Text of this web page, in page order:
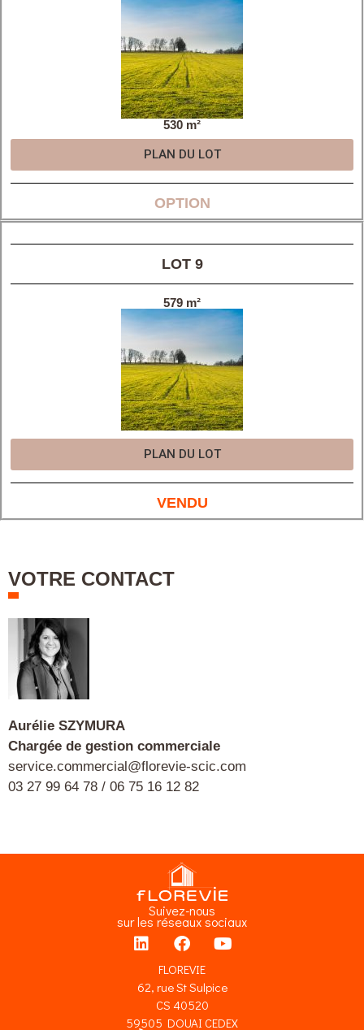
530 m²
PLAN DU LOT
OPTION
LOT 9
579 m²
PLAN DU LOT
VENDU
VOTRE CONTACT
Aurélie SZYMURA
Chargée de gestion commerciale
service.commercial@florevie-scic.com
03 27 99 64 78 / 06 75 16 12 82
Suivez-nous
sur les réseaux sociaux
FLOREVIE
62, rue St Sulpice
CS 40520
59505 DOUAI CEDEX